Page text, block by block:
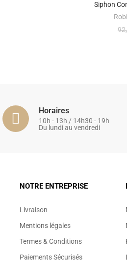
Siphon
Horaires
10h - 13h / 14h30 - 19h
Du lundi au vendredi
NOTRE ENTREPRISE
Livraison
Mentions légales
Termes & Conditions
Paiements Sécurisés